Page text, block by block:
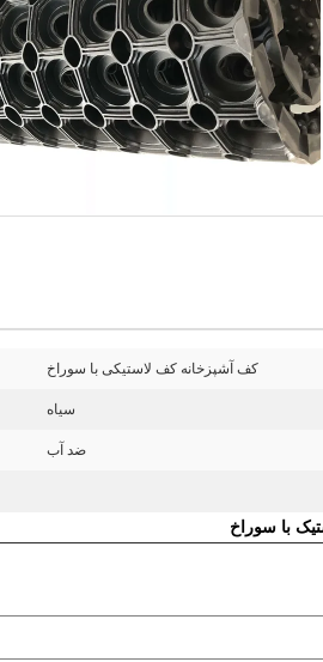
کف آشپزخانه کف لاستیکی با سوراخ
سیاه
ضد آب
با سوراخ